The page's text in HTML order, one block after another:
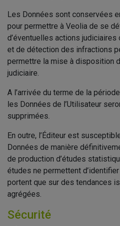
Les Données sont conservées
pour permettre à Veolia de se
d’éventuelles actions
et de détection des infractions
permettre la mise à disposition
judiciaire.
A l’arrivée du terme de la
les Données de l’Utilisateur
supprimées.
En outre, l’Éditeur est
Données de manière
de production d’études
études ne permettent
portent que sur des tendances
agrégées.
Sécurité